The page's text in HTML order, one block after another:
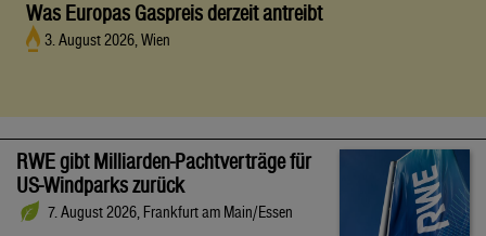
Was Europas Gaspreis derzeit antreibt
3. August 2026, Wien
RWE gibt Milliarden-Pachtverträge für
US-Windparks zurück
7. August 2026, Frankfurt am Main/Essen